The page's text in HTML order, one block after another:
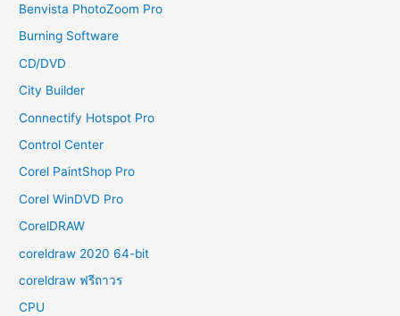
Benvista PhotoZoom Pro
Burning Software
CD/DVD
City Builder
Connectify Hotspot Pro
Control Center
Corel PaintShop Pro
Corel WinDVD Pro
CorelDRAW
coreldraw 2020 64-bit
coreldraw ฟรีถาวร
CPU